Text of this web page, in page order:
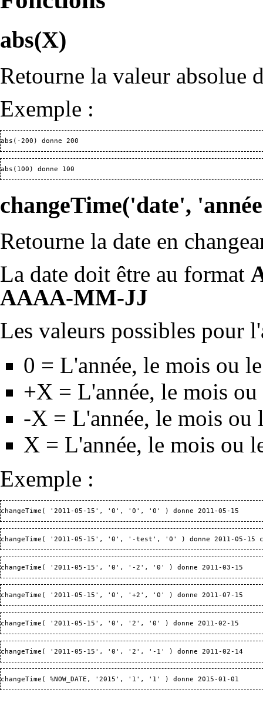
abs(X)
Retourne la valeur absolue
Exemple :
abs(-200) donne 200
abs(100) donne 100
changeTime('date',
Retourne la date en
La date doit être au format
AAAA-MM-JJ
Les valeurs possibles pour
0 = L'année, le mois ou
+X = L'année, le mois
-X = L'année, le mois ou
X = L'année, le mois ou
Exemple :
changeTime( '2011-05-15', '0', '0', '0' ) donne 2011-05-15
changeTime( '2011-05-15', '0', '-test', '0' ) donne 2011-05-15
changeTime( '2011-05-15', '0', '-2', '0' ) donne 2011-03-15
changeTime( '2011-05-15', '0', '+2', '0' ) donne 2011-07-15
changeTime( '2011-05-15', '0', '2', '0' ) donne 2011-02-15
changeTime( '2011-05-15', '0', '2', '-1' ) donne 2011-02-14
changeTime( %NOW_DATE, '2015', '1', '1' ) donne 2015-01-01